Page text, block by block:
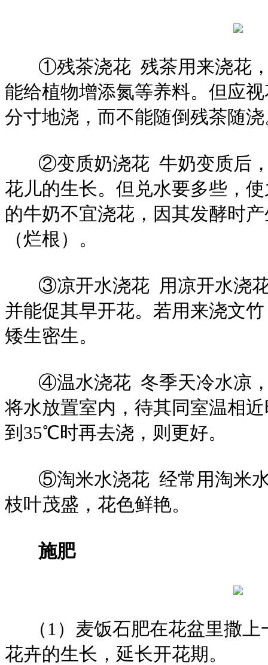
①残茶浇花 残茶用来浇花，
能给植物增添氮等养料。但应
分寸地浇，而不能随倒残茶随
②变质奶浇花 牛奶变质后，
花儿的生长。但兑水要多些，
的牛奶不宜浇花，因其发酵时
（烂根）。
③凉开水浇花 用凉开水浇花
并能促其早开花。若用来浇文
矮生密生。
④温水浇花 冬季天冷水凉，
将水放置室内，待其同室温相
到35℃时再去浇，则更好。
⑤淘米水浇花 经常用淘米水
枝叶茂盛，花色鲜艳。
施肥
（1）麦饭石肥在花盆里撒上
花卉的生长，延长开花期。